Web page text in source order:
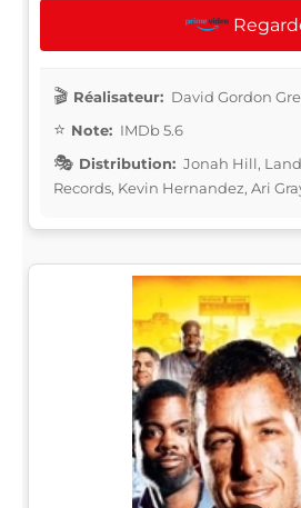
Réalisateur: David Gordon
Note: IMDb 5.6
Distribution: Jonah Hill,
Records, Kevin Hernandez, Ari